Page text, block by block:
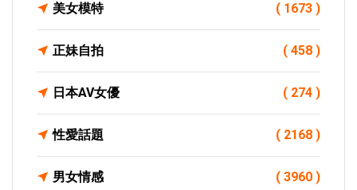
美女模特 ( 1673 )
正妹自拍 ( 458 )
日本AV女優 ( 274 )
性愛話題 ( 2168 )
男女情感 ( 3960 )